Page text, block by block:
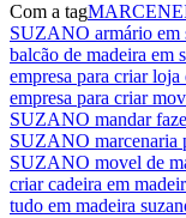
Com a tag
SUZANO armário em
balcão de madeira em
empresa para criar loja
empresa para criar
SUZANO mandar
SUZANO marcenaria
SUZANO movel de
criar cadeira em
tudo em madeira